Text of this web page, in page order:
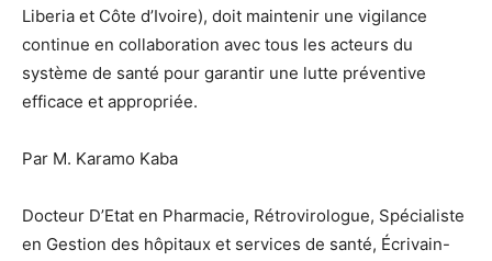
Liberia et Côte d’Ivoire), doit maintenir une vigilance
continue en collaboration avec tous les acteurs du
système de santé pour garantir une lutte préventive
efficace et appropriée.
Par M. Karamo Kaba
Docteur D’Etat en Pharmacie, Rétrovirologue, Spécialiste
en Gestion des hôpitaux et services de santé, Écrivain-